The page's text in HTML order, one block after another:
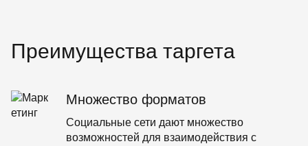
Преимущества таргета
Множество форматов
Социальные сети дают множество
возможностей для взаимодействия с